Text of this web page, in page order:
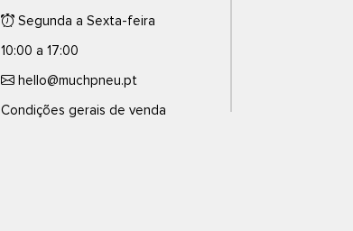
Segunda a Sexta-feira
10:00 a 17:00
hello@muchpneu.pt
Condições gerais de venda